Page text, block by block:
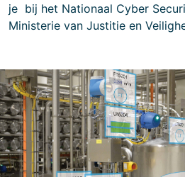
je bij het Nationaal Cyber
Ministerie van Justitie en